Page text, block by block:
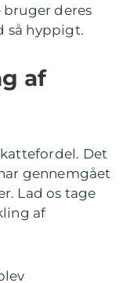
deres
så hyppigt.
af
Det
gennemgået
Lad os tage
af